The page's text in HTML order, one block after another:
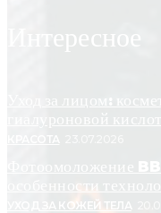
Интересное
Уход за лицом:
гиалуроновой
КРАСОТА
Фотоомоложение
особенности
УХОД ЗА КОЖЕЙ ТЕЛА